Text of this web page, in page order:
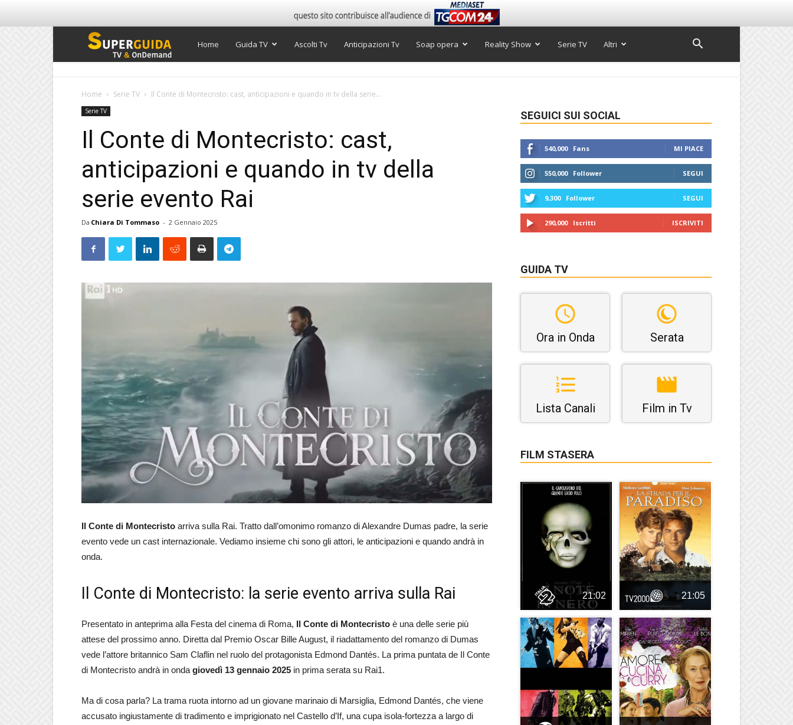
Super
Home Guida TV Ascolti Tv Anticipazioni Tv Soap opera Reality Show Serie TV Altri
Home Serie TV Il Conte di Montecristo: cast, anticipazioni e quando in tv della serie...
Serie TV
Il Conte di Montecristo: cast,
anticipazioni e quando in tv della
serie evento Rai
Da Chiara Di Tommaso - 2 Gennaio 2025
Il Conte di Montecristo arriva sulla Rai. Tratto dall’omonimo romanzo di Alexandre Dumas padre, la serie
evento vede un cast internazionale. Vediamo insieme chi sono gli attori, le anticipazioni e quando andrà in
onda.
Il Conte di Montecristo: la serie evento arriva sulla Rai
Presentato in anteprima alla Festa del cinema di Roma, Il Conte di Montecristo è una delle serie più
attese del prossimo anno. Diretta dal Premio Oscar Bille August, il riadattamento del romanzo di Dumas
vede l’attore britannico Sam Claflin nel ruolo del protagonista Edmond Dantés. La prima puntata de Il Conte
di Montecristo andrà in onda giovedì 13 gennaio 2025 in prima serata su Rai1.
Ma di cosa parla? La trama ruota intorno ad un giovane marinaio di Marsiglia, Edmond Dantés, che viene
accusato ingiustamente di tradimento e imprigionato nel Castello d’If, una cupa isola-fortezza a largo di
SEGUICI SUI SOCIAL
540,000 Fans MI PIACE
550,000 Follower SEGUI
9,300 Follower SEGUI
290,000 Iscritti ISCRIVITI
GUIDA TV
Ora in Onda Serata
Lista Canali Film in Tv
FILM STASERA
21:02 21:05